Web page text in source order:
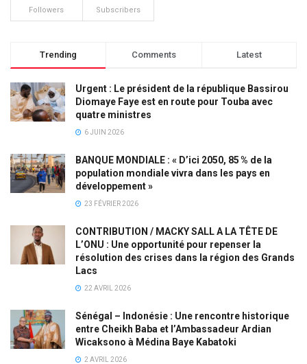
Followers Subscribers
Trending Comments Latest
Urgent : Le président de la république Bassirou
Diomaye Faye est en route pour Touba avec
quatre ministres
6 JUIN 2026
BANQUE MONDIALE : « D’ici 2050, 85 % de la
population mondiale vivra dans les pays en
développement »
23 FÉVRIER 2026
CONTRIBUTION / MACKY SALL A LA TÊTE DE
L’ONU : Une opportunité pour repenser la
résolution des crises dans la région des Grands
Lacs
22 AVRIL 2026
Sénégal – Indonésie : Une rencontre historique
entre Cheikh Baba et l’Ambassadeur Ardian
Wicaksono à Médina Baye Kabatoki
2 AVRIL 2026